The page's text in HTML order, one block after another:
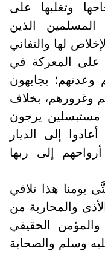
وتغلبها على
الذين
لها والتفاني
على المعركة في
يجابهون
وغرورهم، بخلاف
مستبسلين يرجون
إلى الديار
إلى ربها
يومنا هذا تلاقي
والمحاربة من
والمؤمن الحقيقي
وسلم والصحابة